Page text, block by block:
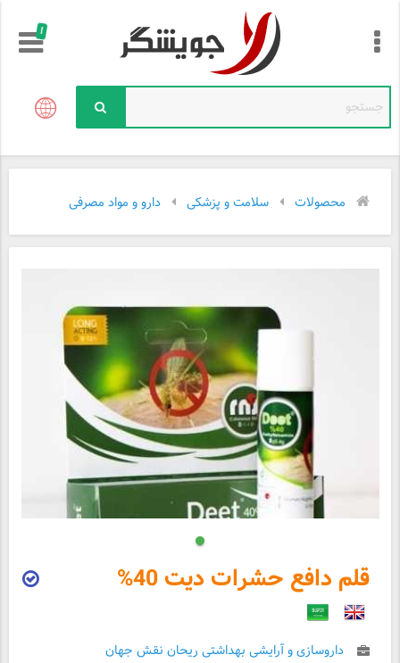
!
محصولات سلامت و پزشکی دارو و مواد مصرفی
قلم دافع حشرات دیت 40%
داروسازی و آرایشی بهداشتی ریحان نقش جهان